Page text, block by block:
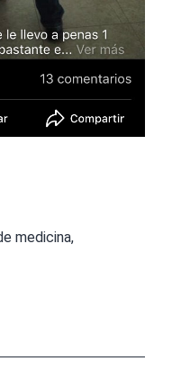
medicina,